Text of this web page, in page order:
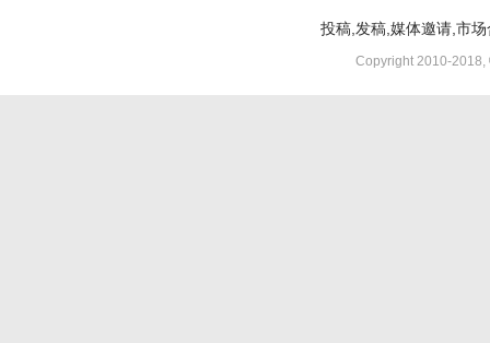
投稿,发稿,媒体邀请,市
Copyright 2010-2018,